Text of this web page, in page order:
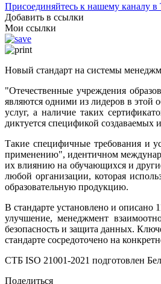
Присоединяйтесь к нашему каналу в
Добавить в ссылки
Мои ссылки
Новый стандарт на системы
"Отечественные учреждения
являются одними из лидеров в этой
услуг, а наличие таких
диктуется спецификой
Такие специфичные требования и
применению", идентичном
их влиянию на обучающихся и
любой организации, которая
образовательную продукцию.
В стандарте установлено и
улучшение, менеджмент
безопасность и защита данных.
стандарте сосредоточено на
СТБ ISO 21001-2021 подготовлен
Поделиться